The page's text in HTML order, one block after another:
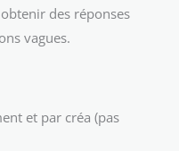
des réponses
vagues.
et par créa (pas